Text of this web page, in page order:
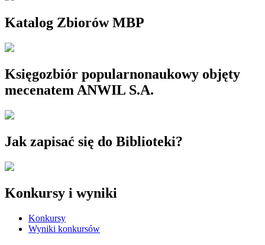
Katalog Zbiorów MBP
Księgozbiór popularnonaukowy objęty
mecenatem ANWIL S.A.
Jak zapisać się do Biblioteki?
Konkursy i wyniki
Konkursy
Wyniki konkursów